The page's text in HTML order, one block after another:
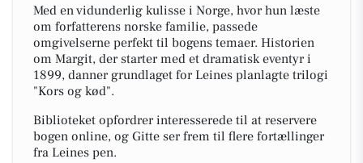
Med en vidunderlig kulisse i Norge, hvor hun læste
om forfatterens norske familie, passede
omgivelserne perfekt til bogens temaer. Historien
om Margit, der starter med et dramatisk eventyr i
1899, danner grundlaget for Leines planlagte trilogi
"Kors og kød".
Biblioteket opfordrer interesserede til at reservere
bogen online, og Gitte ser frem til flere fortællinger
fra Leines pen.